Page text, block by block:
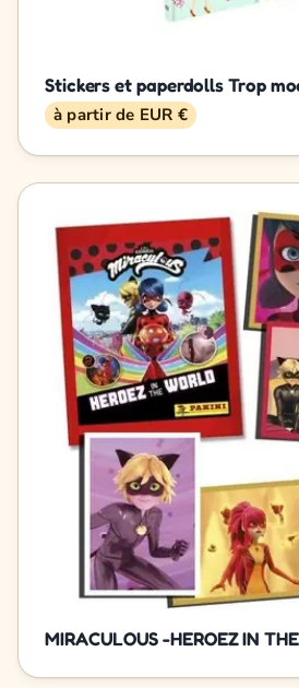
Stickers et paperdolls Trop
à partir de EUR €
MIRACULOUS -HEROEZ IN